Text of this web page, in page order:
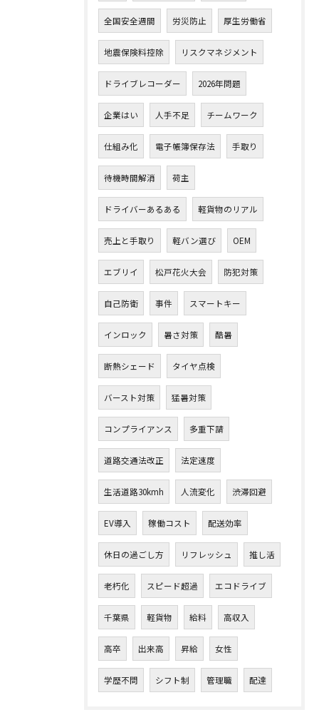
全国安全週間 労災防止 厚生労働省
地震保険料控除 リスクマネジメント
ドライブレコーダー 2026年問題
企業はい 人手不足 チームワーク
仕組み化 電子帳簿保存法 手取り
待機時間解消 荷主
ドライバーあるある 軽貨物のリアル
売上と手取り 軽バン選び OEM
エブリイ 松戸花火大会 防犯対策
自己防衛 事件 スマートキー
インロック 暑さ対策 酷暑
断熱シェード タイヤ点検
バースト対策 猛暑対策
コンプライアンス 多重下請
道路交通法改正 法定速度
生活道路30kmh 人流変化 渋滞回避
EV導入 稼働コスト 配送効率
休日の過ごし方 リフレッシュ 推し活
老朽化 スピード超過 エコドライブ
千葉県 軽貨物 給料 高収入
高卒 出来高 昇給 女性
学歴不問 シフト制 管理職 配達